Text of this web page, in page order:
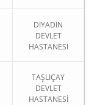
DİYADİN
DEVLET
HASTANESİ
TAŞLIÇAY
DEVLET
HASTANESİ